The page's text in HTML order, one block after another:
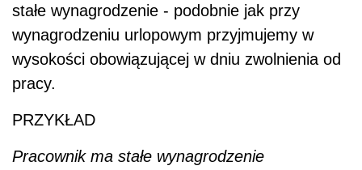
stałe wynagrodzenie - podobnie jak przy
wynagrodzeniu urlopowym przyjmujemy w
wysokości obowiązującej w dniu zwolnienia od
pracy.
PRZYKŁAD
Pracownik ma stałe wynagrodzenie